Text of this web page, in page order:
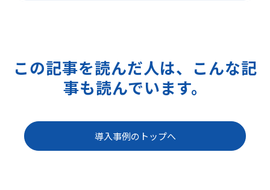
この記事を読んだ人は、こんな記
事も読んでいます。
導入事例のトップへ